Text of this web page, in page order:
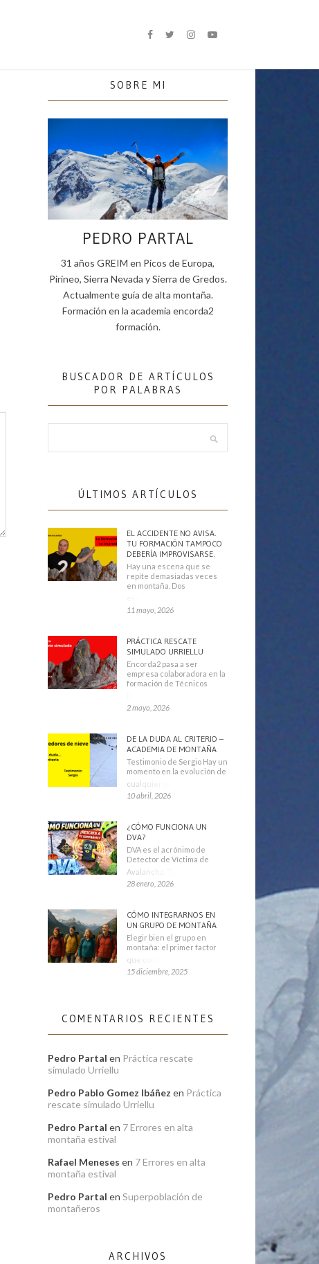
SOBRE MI
PEDRO PARTAL
31 años GREIM en Picos de Europa,
Pirineo, Sierra Nevada y Sierra de Gredos.
Actualmente guía de alta montaña.
Formación en la academia encorda2
formación.
BUSCADOR DE ARTÍCULOS
POR PALABRAS
ÚLTIMOS ARTÍCULOS
EL ACCIDENTE NO AVISA.
TU FORMACIÓN TAMPOCO
DEBERÍA IMPROVISARSE.
Hay una escena que se
repite demasiadas veces
en montaña. Dos
11 mayo, 2026
PRÁCTICA RESCATE
SIMULADO URRIELLU
Encorda2 pasa a ser
empresa colaboradora en la
formación de Técnicos
2 mayo, 2026
DE LA DUDA AL CRITERIO –
ACADEMIA DE MONTAÑA
Testimonio de Sergio Hay un
momento en la evolución de
cualquier montañero
10 abril, 2026
¿CÓMO FUNCIONA UN
DVA?
DVA es el acrónimo de
Detector de Víctima de
Avalancha. También se
28 enero, 2026
CÓMO INTEGRARNOS EN
UN GRUPO DE MONTAÑA
Elegir bien el grupo en
montaña: el primer factor
que condiciona tu
15 diciembre, 2025
COMENTARIOS RECIENTES
Pedro Partal en Práctica rescate
simulado Urriellu
Pedro Pablo Gomez Ibáñez en Práctica
rescate simulado Urriellu
Pedro Partal en 7 Errores en alta
montaña estival
Rafael Meneses en 7 Errores en alta
montaña estival
Pedro Partal en Superpoblación de
montañeros
ARCHIVOS